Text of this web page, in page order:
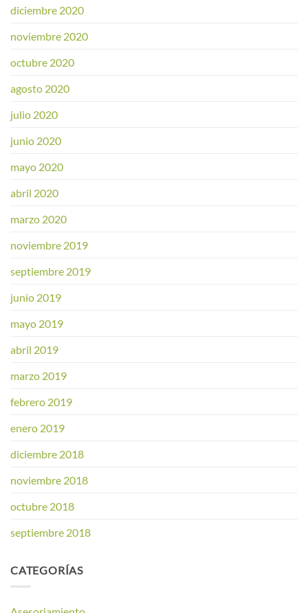
diciembre 2020
noviembre 2020
octubre 2020
agosto 2020
julio 2020
junio 2020
mayo 2020
abril 2020
marzo 2020
noviembre 2019
septiembre 2019
junio 2019
mayo 2019
abril 2019
marzo 2019
febrero 2019
enero 2019
diciembre 2018
noviembre 2018
octubre 2018
septiembre 2018
CATEGORÍAS